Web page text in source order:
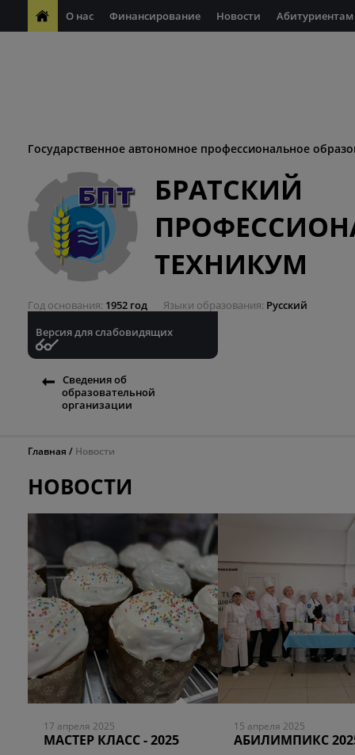
О нас Финансирование Новости Абитуриентам
Государственное автономное профессиональное
БРАТСКИЙ
ТЕХНИКУМ
Год основания 1952 год Языки образования Русский
Версия для слабовидящих
Сведения об
образовательной
организации
Главная Новости
НОВОСТИ
17 апреля 2025
МАСТЕР КЛАСС - 2025
15 апреля 2025
АБИЛИМПИКС